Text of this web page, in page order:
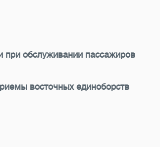
при обслуживании пассажиров
восточных единоборств